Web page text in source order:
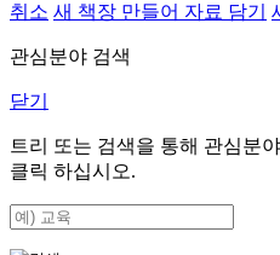
취소 새 책장 만들어 자료 담기
관심분야 검색
닫기
트리 또는 검색을 통해 관심분
클릭 하십시오.